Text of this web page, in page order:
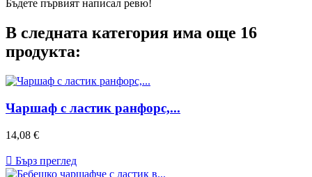
Бъдете първият написал ревю!
В следната категория има още 16
продукта:
Чаршаф с ластик ранфорс,...
Цена
14,08 €
 Бърз преглед